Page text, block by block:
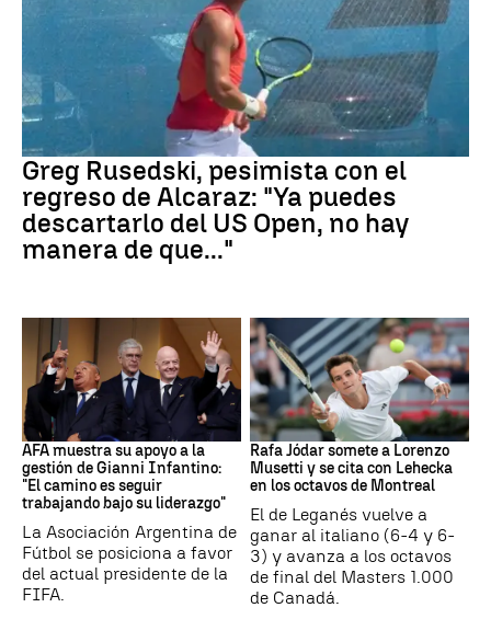
Greg Rusedski, pesimista con el
regreso de Alcaraz: "Ya puedes
descartarlo del US Open, no hay
manera de que..."
FIFA
AFA muestra su apoyo a la
gestión de Gianni Infantino:
"El camino es seguir
trabajando bajo su liderazgo"
La Asociación Argentina de
Fútbol se posiciona a favor
del actual presidente de la
FIFA.
Tenis
Rafa Jódar somete a Lorenzo
Musetti y se cita con Lehecka
en los octavos de Montreal
El de Leganés vuelve a
ganar al italiano (6-4 y 6-
3) y avanza a los octavos
de final del Masters 1.000
de Canadá.